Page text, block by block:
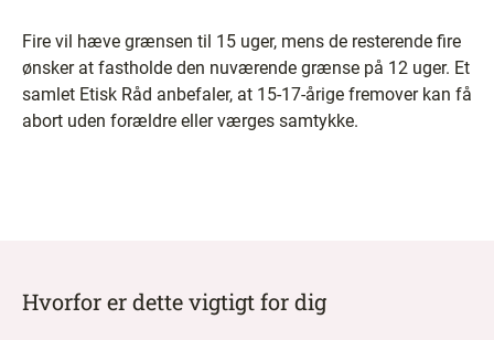
Fire vil hæve grænsen til 15 uger, mens de resterende fire
ønsker at fastholde den nuværende grænse på 12 uger. Et
samlet Etisk Råd anbefaler, at 15-17-årige fremover kan få
abort uden forældre eller værges samtykke.
Hvorfor er dette vigtigt for dig